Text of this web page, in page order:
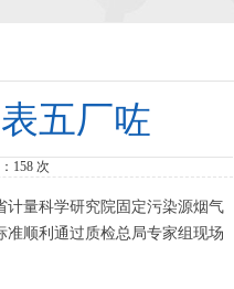
五厂咗
158 次
计量科学研究院固定污染源烟气
顺利通过质检总局专家组现场